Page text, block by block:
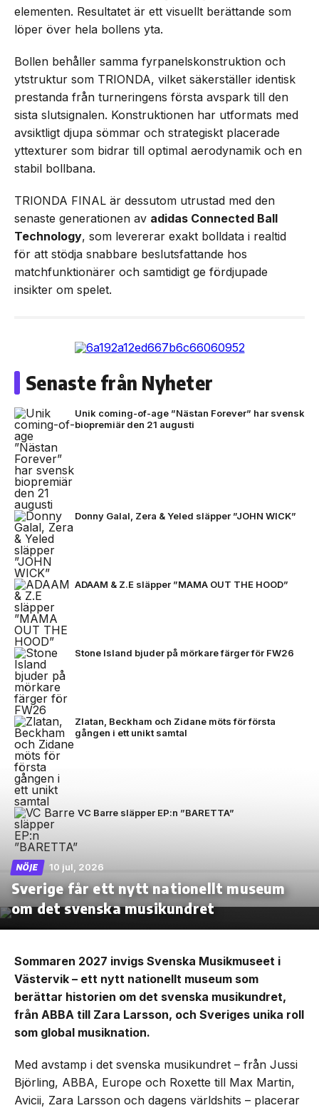
elementen. Resultatet är ett visuellt berättande som
löper över hela bollens yta.
Bollen behåller samma fyrpanelskonstruktion och
ytstruktur som TRIONDA, vilket säkerställer identisk
prestanda från turneringens första avspark till den
sista slutsignalen. Konstruktionen har utformats med
avsiktligt djupa sömmar och strategiskt placerade
yttexturer som bidrar till optimal aerodynamik och en
stabil bollbana.
TRIONDA FINAL är dessutom utrustad med den
senaste generationen av adidas Connected Ball
Technology, som levererar exakt bolldata i realtid
för att stödja snabbare beslutsfattande hos
matchfunktionärer och samtidigt ge fördjupade
insikter om spelet.
Senaste från Nyheter
Unik coming-of-age ”Nästan Forever” har svensk
biopremiär den 21 augusti
Donny Galal, Zera & Yeled släpper ”JOHN WICK”
ADAAM & Z.E släpper ”MAMA OUT THE HOOD”
Stone Island bjuder på mörkare färger för FW26
Zlatan, Beckham och Zidane möts för första
gången i ett unikt samtal
VC Barre släpper EP:n ”BARETTA”
NÖJE 10 jul, 2026
Sverige får ett nytt nationellt museum
om det svenska musikundret
Sommaren 2027 invigs Svenska Musikmuseet i
Västervik – ett nytt nationellt museum som
berättar historien om det svenska musikundret,
från ABBA till Zara Larsson, och Sveriges unika roll
som global musiknation.
Med avstamp i det svenska musikundret – från Jussi
Björling, ABBA, Europe och Roxette till Max Martin,
Avicii, Zara Larsson och dagens världshits – placerar